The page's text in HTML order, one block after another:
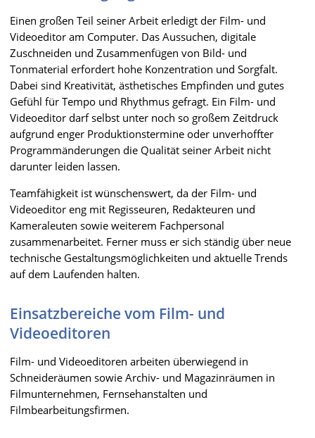
Einen großen Teil seiner Arbeit erledigt der Film- und
Videoeditor am Computer. Das Aussuchen, digitale
Zuschneiden und Zusammenfügen von Bild- und
Tonmaterial erfordert hohe Konzentration und Sorgfalt.
Dabei sind Kreativität, ästhetisches Empfinden und gutes
Gefühl für Tempo und Rhythmus gefragt. Ein Film- und
Videoeditor darf selbst unter noch so großem Zeitdruck
aufgrund enger Produktionstermine oder unverhoffter
Programmänderungen die Qualität seiner Arbeit nicht
darunter leiden lassen.
Teamfähigkeit ist wünschenswert, da der Film- und
Videoeditor eng mit Regisseuren, Redakteuren und
Kameraleuten sowie weiterem Fachpersonal
zusammenarbeitet. Ferner muss er sich ständig über neue
technische Gestaltungsmöglichkeiten und aktuelle Trends
auf dem Laufenden halten.
Einsatzbereiche vom Film- und
Videoeditoren
Film- und Videoeditoren arbeiten überwiegend in
Schneideräumen sowie Archiv- und Magazinräumen in
Filmunternehmen, Fernsehanstalten und
Filmbearbeitungsfirmen.